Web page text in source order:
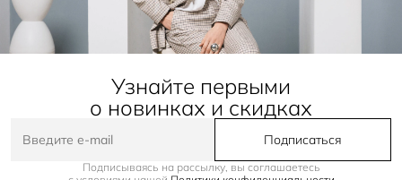
Узнайте первыми
о новинках и скидках
Подписаться
Подписываясь на рассылку, вы соглашаетесь